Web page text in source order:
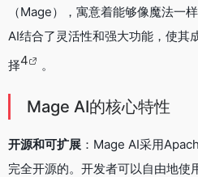
（Mage），寓意着能够像魔法一
AI结合了灵活性和强大功能，使其
择4 。
Mage AI的核心特性
开源和可扩展 ：Mage AI采用
完全开源的。开发者可以自由地使